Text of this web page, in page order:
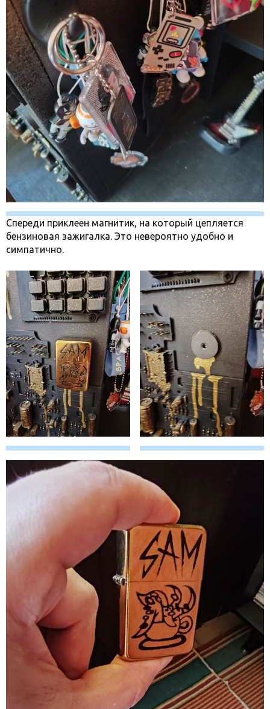
Спереди приклеен магнитик, на который цепляется
бензиновая зажигалка. Это невероятно удобно и
симпатично.